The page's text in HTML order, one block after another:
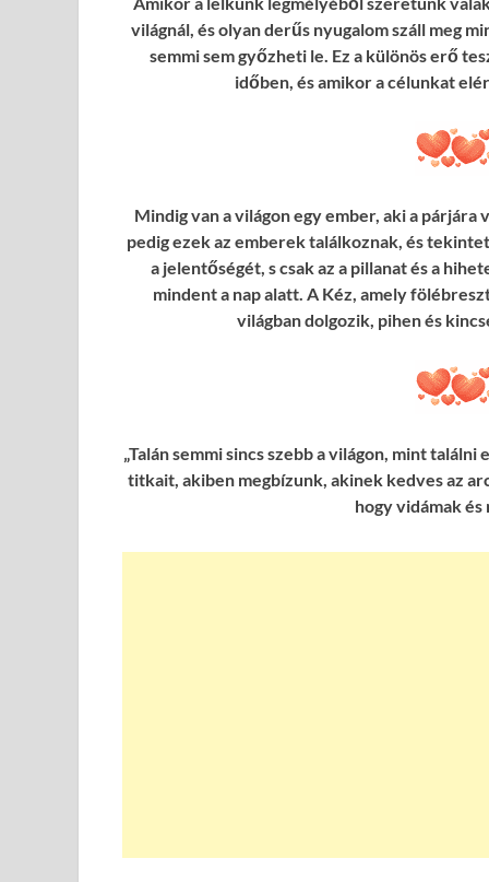
világnál, és olyan derűs nyugalom száll meg
semmi sem győzheti le. Ez a különös erő
időben, és amikor a célunkat
Mindig van a világon egy ember, aki a
pedig ezek az emberek találkoznak, és
a jelentőségét, s csak az a pillanat és a
mindent a nap alatt. A Kéz, amely
világban dolgozik, pihen és
„Talán semmi sincs szebb a világon, mint
titkait, akiben megbízunk, akinek kedves az
hogy vidámak és